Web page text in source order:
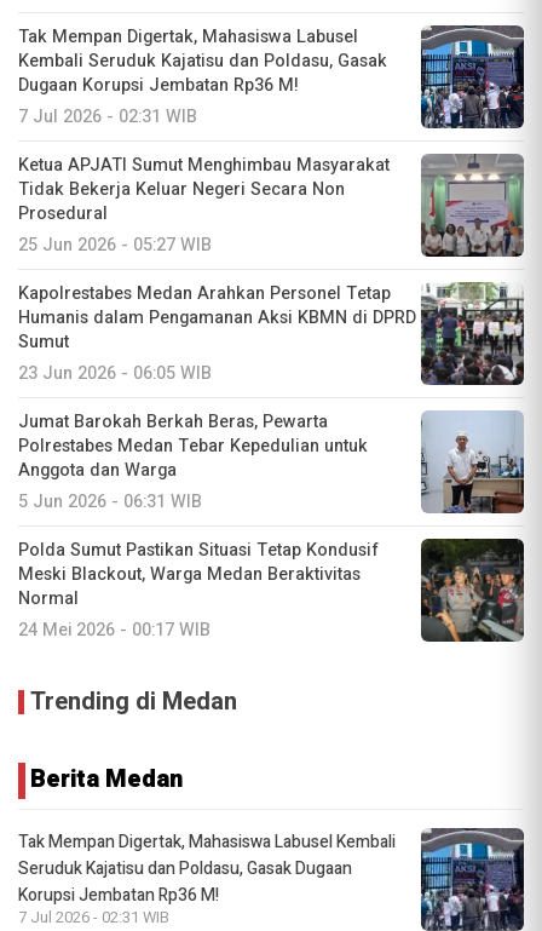
Tak Mempan Digertak, Mahasiswa Labusel
Kembali Seruduk Kajatisu dan Poldasu, Gasak
Dugaan Korupsi Jembatan Rp36 M!
7 Jul 2026 - 02:31 WIB
Ketua APJATI Sumut Menghimbau Masyarakat
Tidak Bekerja Keluar Negeri Secara Non
Prosedural
25 Jun 2026 - 05:27 WIB
Kapolrestabes Medan Arahkan Personel Tetap
Humanis dalam Pengamanan Aksi KBMN di DPRD
Sumut
23 Jun 2026 - 06:05 WIB
Jumat Barokah Berkah Beras, Pewarta
Polrestabes Medan Tebar Kepedulian untuk
Anggota dan Warga
5 Jun 2026 - 06:31 WIB
Polda Sumut Pastikan Situasi Tetap Kondusif
Meski Blackout, Warga Medan Beraktivitas
Normal
24 Mei 2026 - 00:17 WIB
Trending di Medan
Berita Medan
Tak Mempan Digertak, Mahasiswa Labusel Kembali
Seruduk Kajatisu dan Poldasu, Gasak Dugaan
Korupsi Jembatan Rp36 M!
7 Jul 2026 - 02:31 WIB